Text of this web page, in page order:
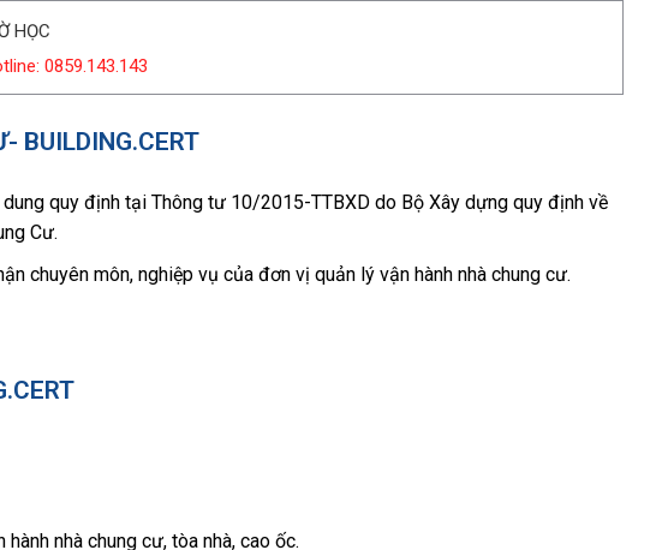
HỌC
0859.143.143
BUILDING.CERT
quy định tại Thông tư 10/2015-TTBXD do Bộ Xây dựng quy định về
Cư.
chuyên môn, nghiệp vụ của đơn vị quản lý vận hành nhà chung cư.
nhà chung cư, tòa nhà, cao ốc.